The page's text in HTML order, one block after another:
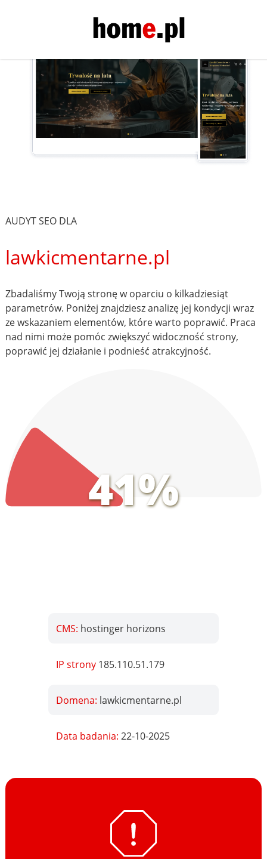
AUDYT SEO DLA
lawkicmentarne.pl
Zbadaliśmy Twoją stronę w oparciu o kilkadziesiąt
parametrów. Poniżej znajdziesz analizę jej kondycji wraz
ze wskazaniem elementów, które warto poprawić. Praca
nad nimi może pomóc zwiększyć widoczność strony,
poprawić jej działanie i podnieść atrakcyjność.
41%
CMS: hostinger horizons
IP strony 185.110.51.179
Domena: lawkicmentarne.pl
Data badania:22-10-2025